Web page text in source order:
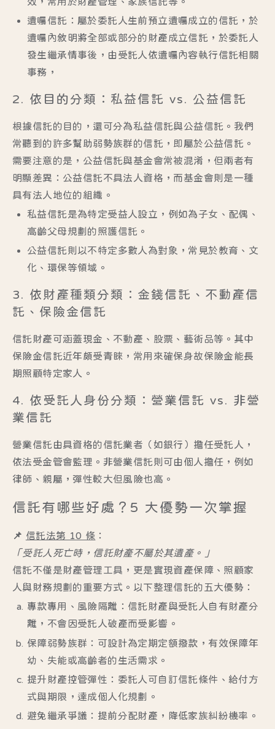
遺囑信託 ：屬於委託人生前預立遺囑成立的信託，於
遺囑內敘明將全部或部分的財產成立信託，於委託人
發生繼承情事後，由受託人依遺囑內容執行信託相關
事務，
2. 依目的分類：私益信託 vs. 公益信託
根據信託的目的，還可分為私益信託與公益信託。我們
常聽到的許多幫助弱勢族群的信託，即屬於公益信託。
需要注意的是，公益信託與基金會常被混淆，但兩者有
明顯差異：公益信託不具法人資格，而基金會則是一種
具有法人地位的組織。
私益信託是為特定受益人設立，例如為子女、配偶、
高齡父母規劃的照護信託。
公益信託 則以不特定多數人為對象，常見於教育、文
化、環保等領域。
3. 依財產種類分類：金錢信託、不動產信
託、保險金信託
信託財產可涵蓋現金、不動產、股票、藝術品等。其中
保險金信託近年頗受青睞，常用來確保身故保險金能長
期照顧特定家人。
4. 依受託人身份分類：營業信託 vs. 非營
業信託
營業信託由具資格的信託業者（如銀行）擔任受託人，
依法受金管會監理。非營業信託則可由個人擔任，例如
律師、親屬，彈性較大但風險也高。
信託有哪些好處？5 大優勢一次掌握
📌 信託法第 10 條 ：
「受託人死亡時，信託財產不屬於其遺產。」
信託不僅是財產管理工具，更是實現資產保障、照顧家
人與財務規劃的重要方式。以下整理信託的五大優勢：
專款專用、風險隔離 ：信託財產與受託人自有財產分
離，不會因受託人破產而受影響。
保障弱勢族群 ：可設計為定期定額撥款，有效保障年
幼、失能或高齡者的生活需求。
提升財產控管彈性 ：委託人可自訂信託條件、給付方
式與期限，達成個人化規劃。
避免繼承爭議 ：提前分配財產，降低家族糾紛機率。